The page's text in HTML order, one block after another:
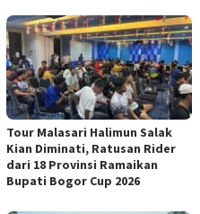
Tour Malasari Halimun Salak
Kian Diminati, Ratusan Rider
dari 18 Provinsi Ramaikan
Bupati Bogor Cup 2026